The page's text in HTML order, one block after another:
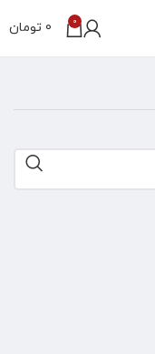
0
0 تومان